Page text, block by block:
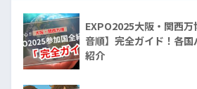
EXPO2025大阪・関西
音順】完全ガイド！各
紹介